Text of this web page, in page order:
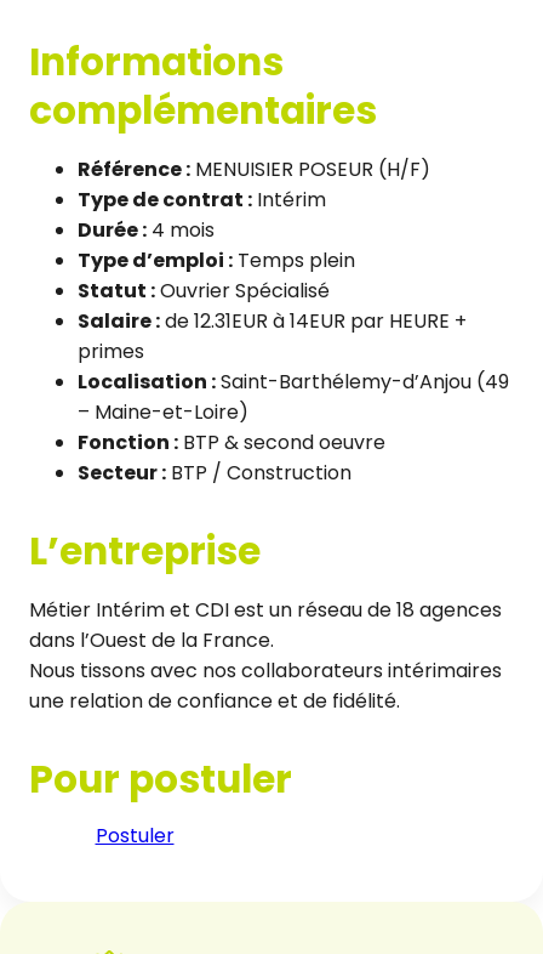
Informations
complémentaires
Référence : MENUISIER POSEUR (H/F)
Type de contrat : Intérim
Durée : 4 mois
Type d’emploi : Temps plein
Statut :Ouvrier Spécialisé
Salaire :de 12.31EUR à 14EUR par HEURE +
primes
Localisation :Saint-Barthélemy-d’Anjou (49
– Maine-et-Loire)
Fonction : BTP & second oeuvre
Secteur : BTP / Construction
L’entreprise
Métier Intérim et CDI est un réseau de 18 agences
dans l’Ouest de la France.
Nous tissons avec nos collaborateurs intérimaires
une relation de confiance et de fidélité.
Pour postuler
Postuler